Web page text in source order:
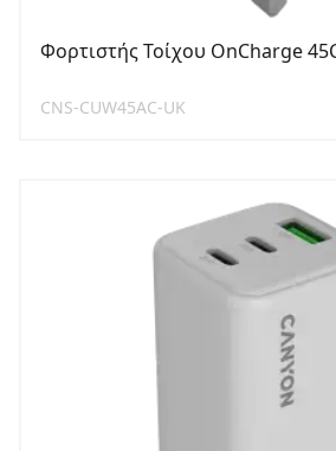
Φορτιστής Τοίχου OnCharge
CNS-CUW45AC-UK